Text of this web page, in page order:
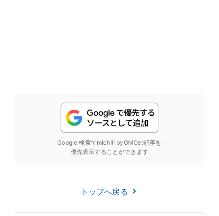
Google 検索でmichill byGMOの記事を
優先表示することができます
トップへ戻る